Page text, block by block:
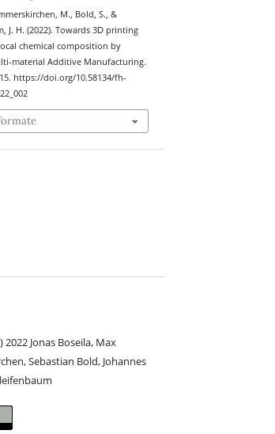
M., Bold, S., &
J. H. (2022). Towards 3D printing
chemical composition by
material Additive Manufacturing.
https://doi.org/10.58134/fh-
2022 Jonas Boseila, Max
Sebastian Bold, Johannes